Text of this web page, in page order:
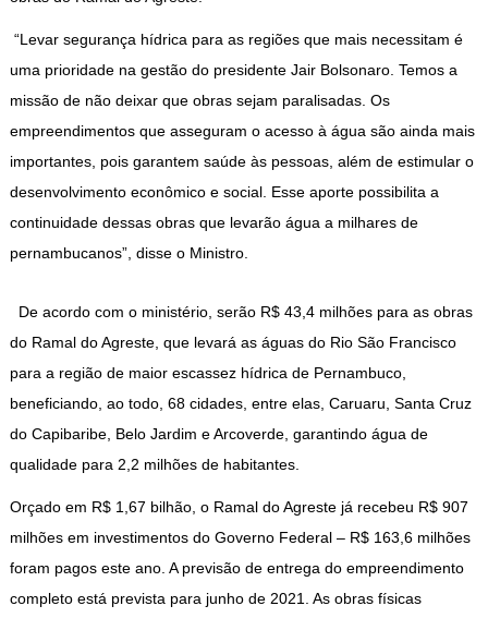
“Levar segurança hídrica para as regiões que mais necessitam é
uma prioridade na gestão do presidente Jair Bolsonaro. Temos a
missão de não deixar que obras sejam paralisadas. Os
empreendimentos que asseguram o acesso à água são ainda mais
importantes, pois garantem saúde às pessoas, além de estimular o
desenvolvimento econômico e social. Esse aporte possibilita a
continuidade dessas obras que levarão água a milhares de
pernambucanos”, disse o Ministro.
De acordo com o ministério, serão R$ 43,4 milhões para as obras
do Ramal do Agreste, que levará as águas do Rio São Francisco
para a região de maior escassez hídrica de Pernambuco,
beneficiando, ao todo, 68 cidades, entre elas, Caruaru, Santa Cruz
do Capibaribe, Belo Jardim e Arcoverde, garantindo água de
qualidade para 2,2 milhões de habitantes.
Orçado em R$ 1,67 bilhão, o Ramal do Agreste já recebeu R$ 907
milhões em investimentos do Governo Federal – R$ 163,6 milhões
foram pagos este ano. A previsão de entrega do empreendimento
completo está prevista para junho de 2021. As obras físicas